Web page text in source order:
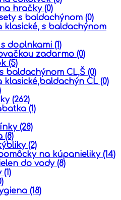
hračky (0)
s baldachýnom (0)
klasické, s baldachýnom
doplnkami (1)
zadarmo (0)
(5)
baldachýnom CL,Š (0)
klasické,baldachýn CL (0)
(262)
(1)
(28)
(8)
(2)
na kúpanieliky (14)
do vody (8)
(1)
(18)